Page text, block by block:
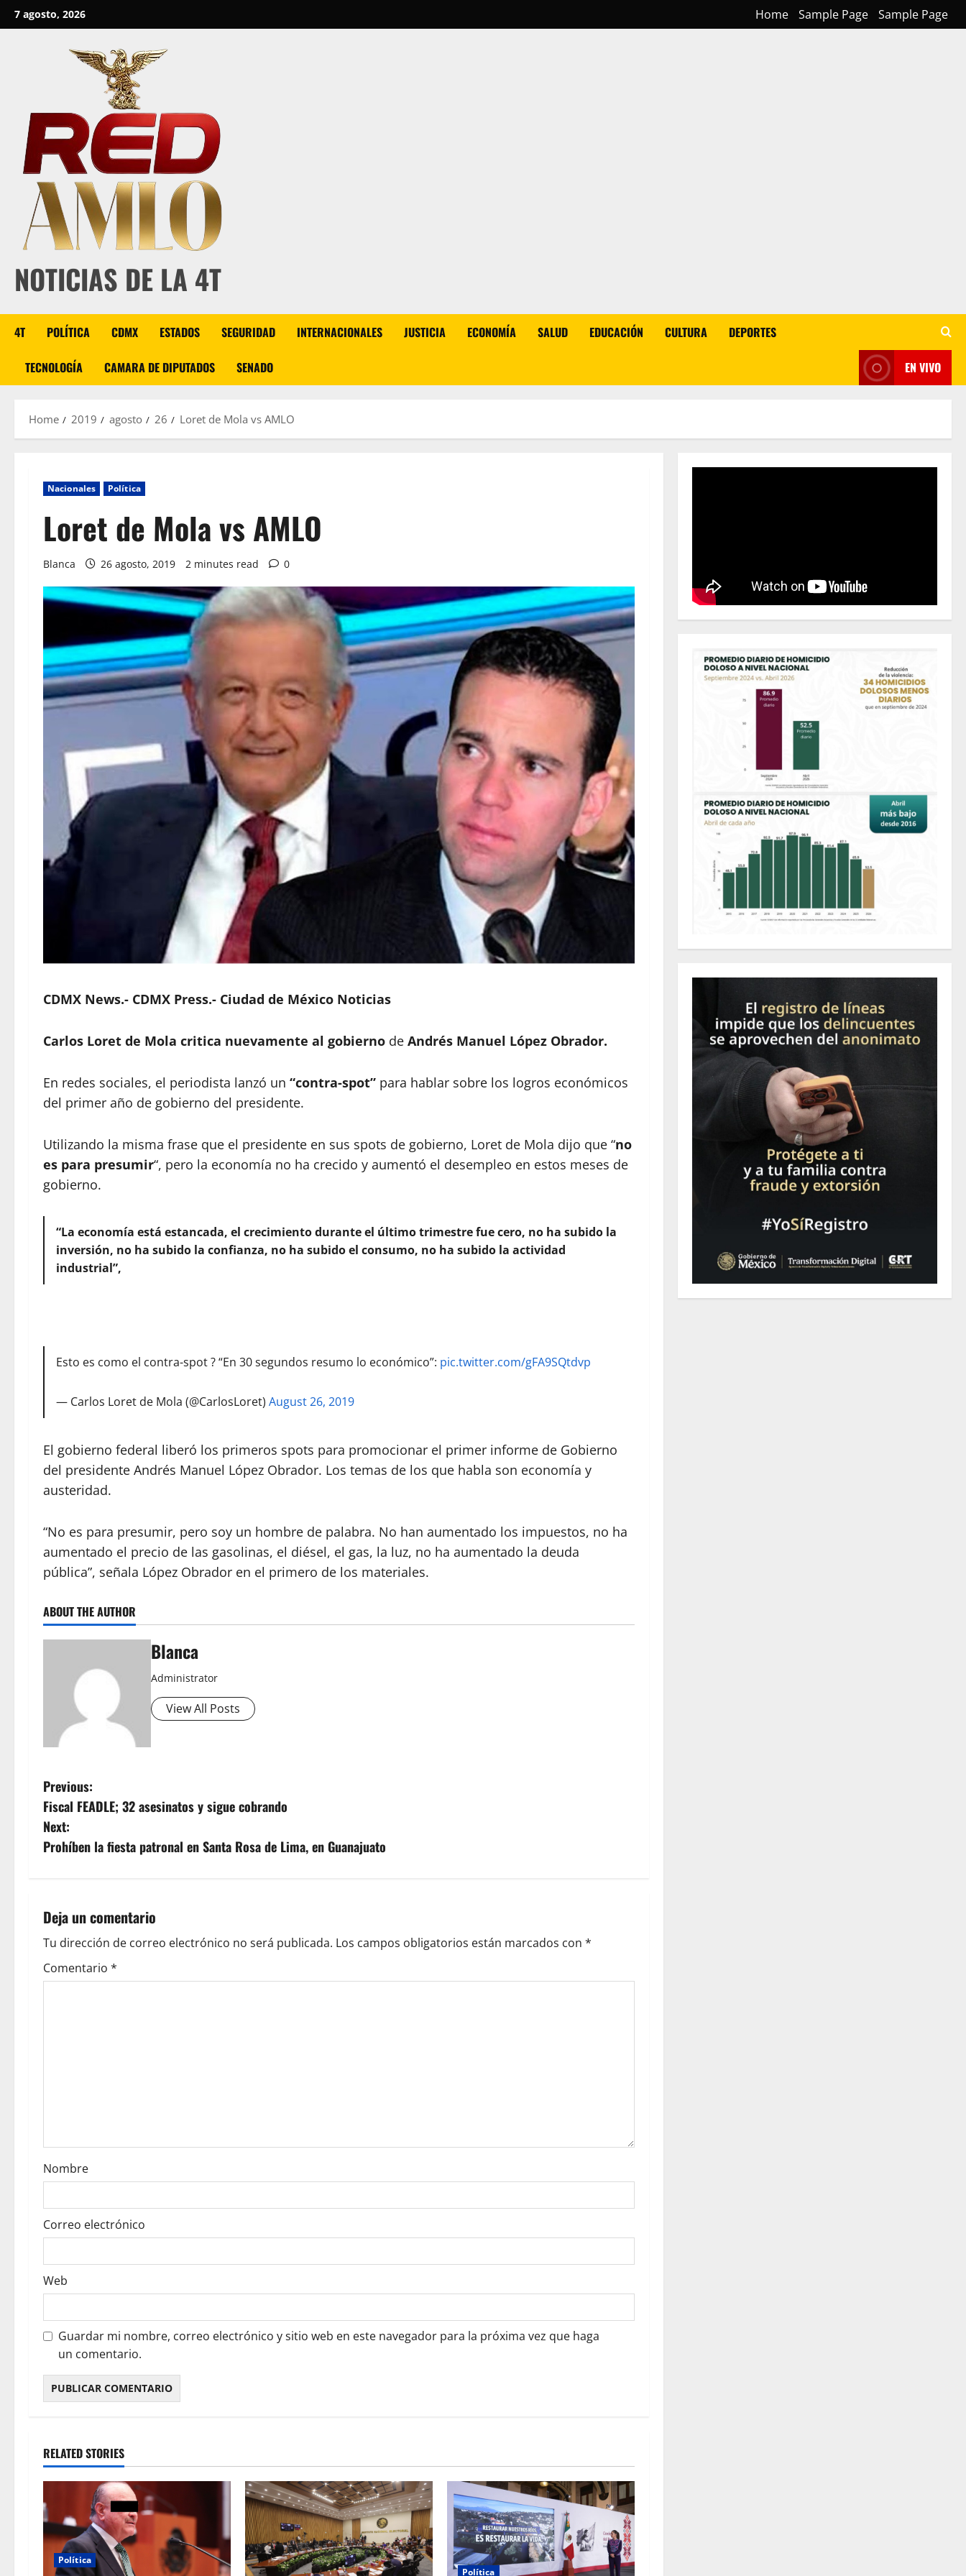
Skip
to
7 agosto, 2026 Home Sample Page Sample Page
NOTICIAS DE LA 4T
4T POLÍTICA CDMX ESTADOS SEGURIDAD INTERNACIONALES JUSTICIA ECONOMÍA SALUD EDUCACIÓN CULTURA DEPORTES
TECNOLOGÍA CAMARA DE DIPUTADOS SENADO EN VIVO
Home 2019 agosto 26 Loret de Mola vs AMLO
Nacionales Política
Loret de Mola vs AMLO
Blanca 26 agosto, 2019 2 minutes read 0
CDMX News.- CDMX Press.- Ciudad de México Noticias
Carlos Loret de Mola critica nuevamente al gobierno de Andrés Manuel López Obrador.
En redes sociales, el periodista lanzó un “contra-spot” para hablar sobre los logros económicos
del primer año de gobierno del presidente.
Utilizando la misma frase que el presidente en sus spots de gobierno, Loret de Mola dijo que “no
es para presumir“, pero la economía no ha crecido y aumentó el desempleo en estos meses de
gobierno.
“La economía está estancada, el crecimiento durante el último trimestre fue cero, no ha subido la
inversión, no ha subido la confianza, no ha subido el consumo, no ha subido la actividad
industrial”,
Esto es como el contra-spot ? “En 30 segundos resumo lo económico”: pic.twitter.com/gFA9SQtdvp
— Carlos Loret de Mola (@CarlosLoret)August 26, 2019
El gobierno federal liberó los primeros spots para promocionar el primer informe de Gobierno
del presidente Andrés Manuel López Obrador. Los temas de los que habla son economía y
austeridad.
“No es para presumir, pero soy un hombre de palabra. No han aumentado los impuestos, no ha
aumentado el precio de las gasolinas, el diésel, el gas, la luz, no ha aumentado la deuda
pública”, señala López Obrador en el primero de los materiales.
ABOUT THE AUTHOR
Blanca
Administrator
View All Posts
P
o
s
n
a
v
o
n
Previous:
Fiscal FEADLE; 32 asesinatos y sigue cobrando
Next:
Prohíben la fiesta patronal en Santa Rosa de Lima, en Guanajuato
Deja un comentario
Tu dirección de correo electrónico no será publicada. Los campos obligatorios están marcados con *
Comentario *
Nombre
Correo electrónico
Web
Guardar mi nombre, correo electrónico y sitio web en este navegador para la próxima vez que haga
un comentario.
RELATED STORIES
Política
Política